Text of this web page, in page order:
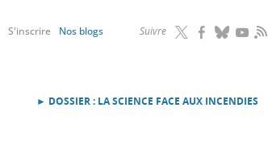
Suivre RSS
S'inscrire Nos blogs
► DOSSIER : LA SCIENCE FACE AUX INCENDIES